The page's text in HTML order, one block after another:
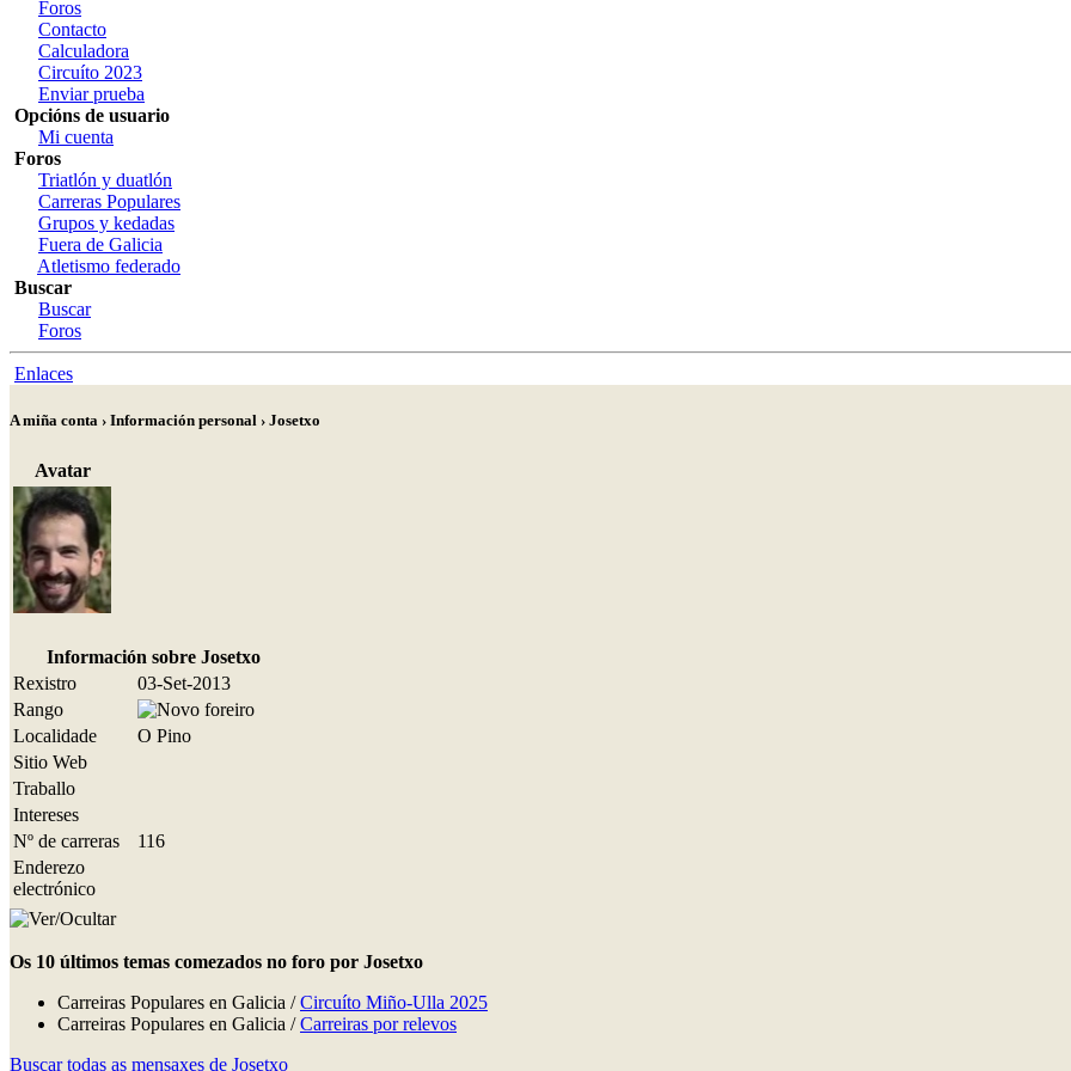
Foros
Contacto
Calculadora
Circuíto 2023
Enviar prueba
Opcións de usuario
Mi cuenta
Foros
Triatlón y duatlón
Carreras Populares
Grupos y kedadas
Fuera de Galicia
Atletismo federado
Buscar
Buscar
Foros
Enlaces
A miña conta › Información personal › Josetxo
Avatar
Información sobre Josetxo
Rexistro
03-Set-2013
Rango
Localidade
O Pino
Sitio Web
Traballo
Intereses
Nº de carreras
116
Enderezo
electrónico
Os 10 últimos temas comezados no foro por Josetxo
Carreiras Populares en Galicia /Circuíto Miño-Ulla 2025
Carreiras Populares en Galicia /Carreiras por relevos
Buscar todas as mensaxes de Josetxo